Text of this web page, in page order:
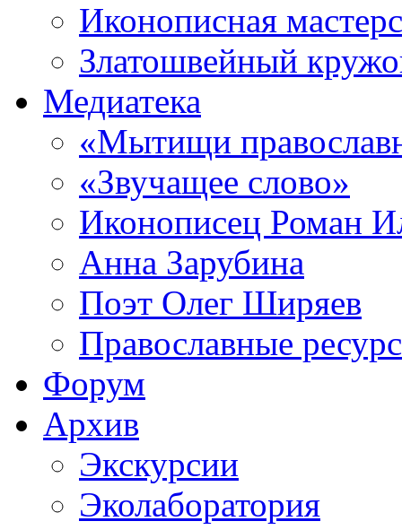
Иконописная
Златошвейный
Медиатека
«Мытищи
«Звучащее слово»
Иконописец Роман
Анна Зарубина
Поэт Олег Ширяев
Православные
Форум
Архив
Экскурсии
Эколаборатория